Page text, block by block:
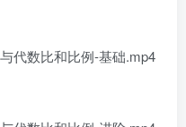
数比和比例-基础.mp4